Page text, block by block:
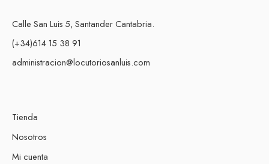
Calle San Luis 5, Santander Cantabria.
(+34)614 15 38 91
administracion@locutoriosanluis.com
Tienda
Nosotros
Mi cuenta